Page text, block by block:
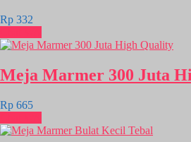
Rp 332
Meja Marmer 300 Juta
Rp 665